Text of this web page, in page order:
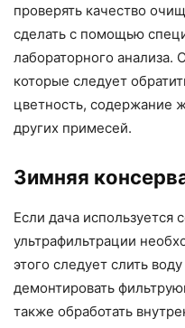
проверять качество
сделать с помощью
лабораторного
которые следует
цветность, содержание
других примесей.
Зимняя
Если дача используется
ультрафильтрации
этого следует слить
демонтировать
также обработать